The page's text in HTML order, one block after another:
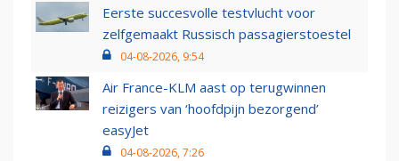
Eerste succesvolle testvlucht voor
zelfgemaakt Russisch passagierstoestel
04-08-2026, 9:54
Air France-KLM aast op terugwinnen
reizigers van ‘hoofdpijn bezorgend’
easyJet
04-08-2026, 7:26